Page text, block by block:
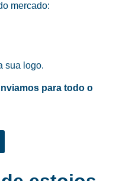
mercado:
sua logo.
para todo o